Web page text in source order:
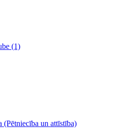
(Pētniecība un attīstība)